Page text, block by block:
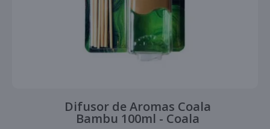
Difusor de Aromas Coala
Bambu 100ml - Coala